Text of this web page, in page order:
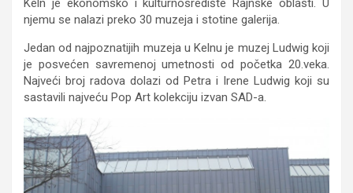
Keln je ekonomsko i kulturnosredište Rajnske oblasti. U
njemu se nalazi preko 30 muzeja i stotine galerija.
Jedan od najpoznatijih muzeja u Kelnu je muzej Ludwig koji
je posvećen savremenoj umetnosti od početka 20.veka.
Najveći broj radova dolazi od Petra i Irene Ludwig koji su
sastavili najveću Pop Art kolekciju izvan SAD-a.